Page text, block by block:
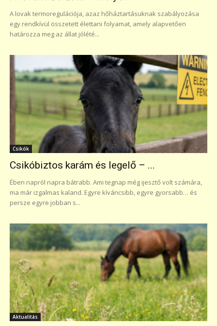
A lovak termoregulációja, azaz hőháztartásuknak szabályozása
egy rendkívül összetett élettani folyamat, amely alapvetően
határozza meg az állat jólété...
Csikók
Csikóbiztos karám és legelő – ...
Ében napról napra bátrabb. Ami tegnap még ijesztő volt számára,
ma már izgalmas kaland. Egyre kíváncsibb, egyre gyorsabb… és
persze egyre jobban s...
Aktualitás